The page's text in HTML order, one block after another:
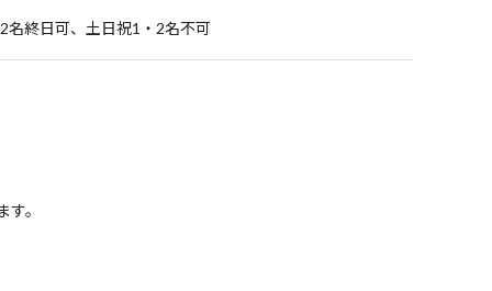
名終日可、土日祝1・2名不可
。